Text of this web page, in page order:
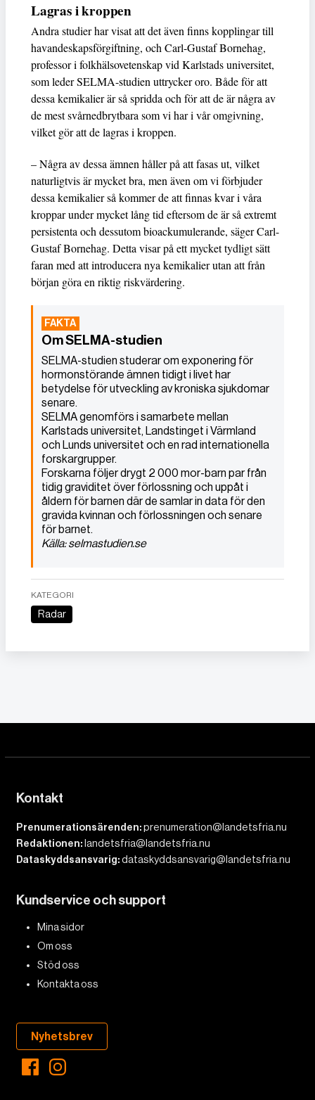
Lagras i kroppen
Andra studier har visat att det även finns kopplingar till
havandeskapsförgiftning, och Carl-Gustaf Bornehag,
professor i folkhälsovetenskap vid Karlstads universitet,
som leder SELMA-studien uttrycker oro. Både för att
dessa kemikalier är så spridda och för att de är några av
de mest svårnedbrytbara som vi har i vår omgivning,
vilket gör att de lagras i kroppen.
– Några av dessa ämnen håller på att fasas ut, vilket
naturligtvis är mycket bra, men även om vi förbjuder
dessa kemikalier så kommer de att finnas kvar i våra
kroppar under mycket lång tid eftersom de är så extremt
persistenta och dessutom bioackumulerande, säger Carl-
Gustaf Bornehag. Detta visar på ett mycket tydligt sätt
faran med att introducera nya kemikalier utan att från
början göra en riktig riskvärdering.
Om SELMA-studien
SELMA-studien studerar om exponering för
hormonstörande ämnen tidigt i livet har
betydelse för utveckling av kroniska sjukdomar
senare.
SELMA genomförs i samarbete mellan
Karlstads universitet, Landstinget i Värmland
och Lunds universitet och en rad internationella
forskargrupper.
Forskarna följer drygt 2 000 mor-barn par från
tidig graviditet över förlossning och uppåt i
åldern för barnen där de samlar in data för den
gravida kvinnan och förlossningen och senare
för barnet.
Källa: selmastudien.se
KATEGORI
Radar
Kontakt
Prenumerationsärenden:prenumeration@landetsfria.nu
Redaktionen: landetsfria@landetsfria.nu
Dataskyddsansvarig:dataskyddsansvarig@landetsfria.nu
Kundservice och support
Mina sidor
Om oss
Stöd oss
Kontakta oss
Nyhetsbrev